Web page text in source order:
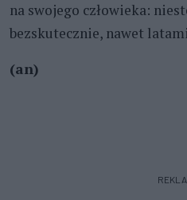
na swojego człowieka:
bezskutecznie, nawet
(an)